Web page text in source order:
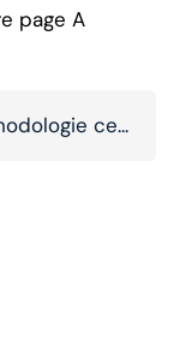
page A
ce...